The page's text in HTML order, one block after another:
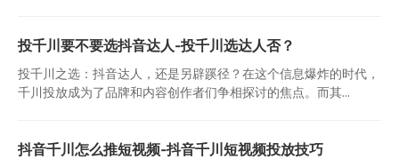
投千川要不要选抖音达人-投千川选达人否？
投千川之选：抖音达人，还是另辟蹊径？在这个信息爆炸的时代，
千川投放成为了品牌和内容创作者们争相探讨的焦点。而其...
抖音千川怎么推短视频-抖音千川短视频投放技巧